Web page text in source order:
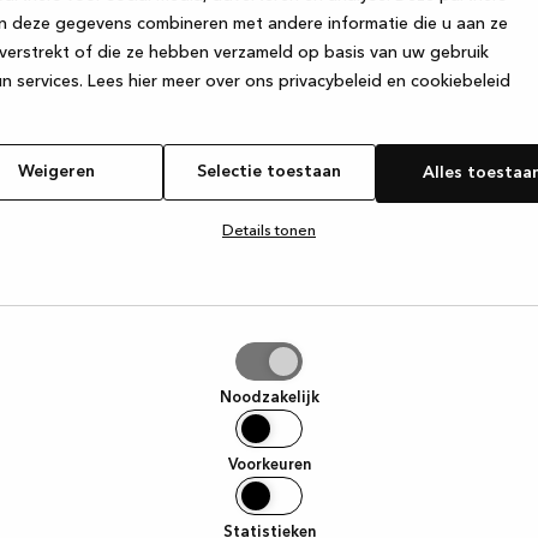
deze gegevens combineren met andere informatie die u aan ze
of die ze hebben verzameld op basis van uw gebruik
services. Lees hier meer over ons privacybeleid en cookiebeleid
Weigeren Selectie toestaan Alles
Details tonen
Noodzakelijk
Voorkeuren
Statistieken
has occurred while loadingwww.kvik.be (see the